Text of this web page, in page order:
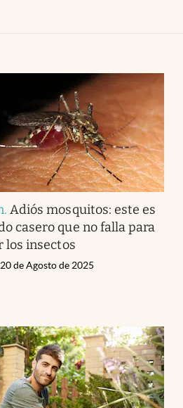
.Adiós mosquitos: este es
casero que no falla para
los insectos
de Agosto de 2025